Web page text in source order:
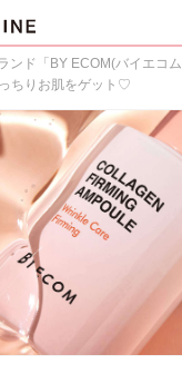
ンド「BY ECOM(バイエコ
ちりお肌をゲット♡